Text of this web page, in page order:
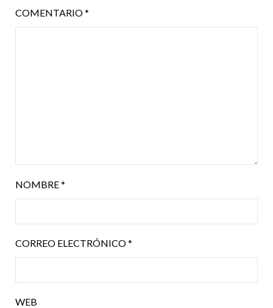
COMENTARIO*
NOMBRE*
CORREO ELECTRÓNICO*
WEB